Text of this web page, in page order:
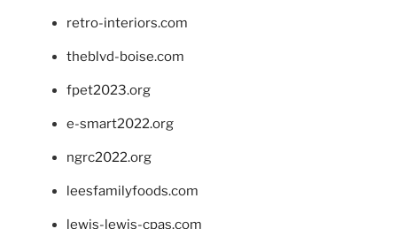
retro-interiors.com
theblvd-boise.com
fpet2023.org
e-smart2022.org
ngrc2022.org
leesfamilyfoods.com
lewis-lewis-cpas.com